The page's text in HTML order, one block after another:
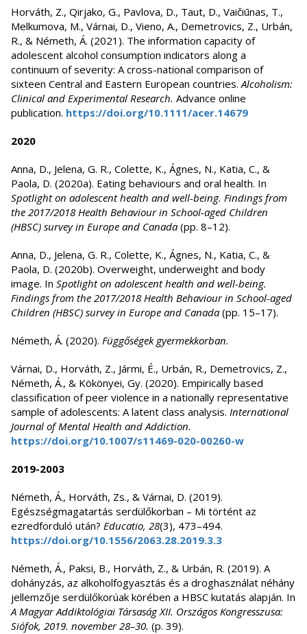
Horváth, Z., Qirjako, G., Pavlova, D., Taut, D., Vaičiūnas, T.,
Melkumova, M., Várnai, D., Vieno, A., Demetrovics, Z., Urbán,
R., & Németh, Á. (2021). The information capacity of
adolescent alcohol consumption indicators along a
continuum of severity: A cross-national comparison of
sixteen Central and Eastern European countries.Alcoholism:
Clinical and Experimental Research. Advance online
publication. https://doi.org/10.1111/acer.14679
2020
Anna, D., Jelena, G. R., Colette, K., Ágnes, N., Katia, C., &
Paola, D. (2020a). Eating behaviours and oral health. In
Spotlight on adolescent health and well-being. Findings from
the 2017/2018 Health Behaviour in School-aged Children
(HBSC) survey in Europe and Canada (pp. 8–12).
Anna, D., Jelena, G. R., Colette, K., Ágnes, N., Katia, C., &
Paola, D. (2020b). Overweight, underweight and body
image. In Spotlight on adolescent health and well-being.
Findings from the 2017/2018 Health Behaviour in School-aged
Children (HBSC) survey in Europe and Canada (pp. 15–17).
Németh, Á. (2020). Függőségek gyermekkorban.
Várnai, D., Horváth, Z., Jármi, É., Urbán, R., Demetrovics, Z.,
Németh, Á., & Kökönyei, Gy. (2020). Empirically based
classification of peer violence in a nationally representative
sample of adolescents: A latent class analysis. International
Journal of Mental Health and Addiction.
https://doi.org/10.1007/s11469-020-00260-w
2019-2003
Németh, Á., Horváth, Zs., & Várnai, D. (2019).
Egészségmagatartás serdülőkorban – Mi történt az
ezredforduló után? Educatio, 28(3), 473–494.
https://doi.org/10.1556/2063.28.2019.3.3
Németh, Á., Paksi, B., Horváth, Z., & Urbán, R. (2019). A
dohányzás, az alkoholfogyasztás és a droghasználat néhány
jellemzője serdülőkorúak körében a HBSC kutatás alapján. In
A Magyar Addiktológiai Társaság XII. Országos Kongresszusa:
Siófok, 2019. november 28–30. (p. 39).